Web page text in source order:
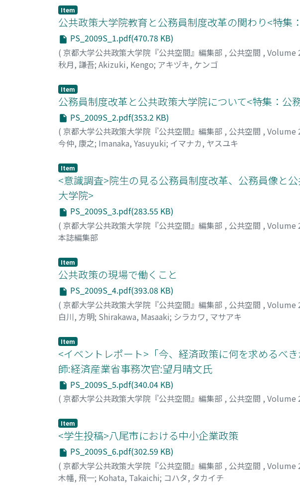
Item
公共政策大学院教育と公務員制度改革の関わり<特集
PS_2009S_1.pdf(470.78 KB)
( 京都大学公共政策大学院『公共空間』編集部 , 公共空間 , Volume
秋月, 謙吾; Akizuki, Kengo; アキヅキ, ケンゴ
Item
公務員制度改革と公共政策大学院について<特集：公
PS_2009S_2.pdf(353.2 KB)
( 京都大学公共政策大学院『公共空間』編集部 , 公共空間 , Volume
今仲, 康之; Imanaka, Yasuyuki; イマナカ, ヤスユキ
Item
<意識調査>院生の見る公務員制度改革、公務員像と
大学院>
PS_2009S_3.pdf(283.55 KB)
( 京都大学公共政策大学院『公共空間』編集部 , 公共空間 , Volume
本誌編集部
Item
公共政策の現場で働くこと
PS_2009S_4.pdf(393.08 KB)
( 京都大学公共政策大学院『公共空間』編集部 , 公共空間 , Volume
白川, 方明; Shirakawa, Masaaki; シラカワ, マサアキ
Item
<イベントレポート>「今、経済政策に何を求めるべ
師:経済産業省事務次官:望月晴文氏
PS_2009S_5.pdf(340.04 KB)
( 京都大学公共政策大学院『公共空間』編集部 , 公共空間 , Volume
Item
<学生投稿>八尾市における中小企業政策
PS_2009S_6.pdf(302.59 KB)
( 京都大学公共政策大学院『公共空間』編集部 , 公共空間 , Volume
木幡, 飛一; Kohata, Takaichi; コハタ, タカイチ